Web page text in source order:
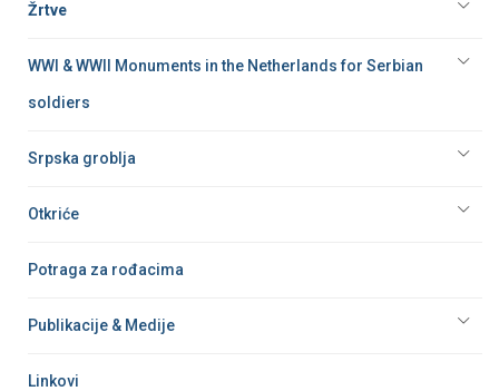
Žrtve
WWI & WWII Monuments in the Netherlands for Serbian
soldiers
Srpska groblja
Otkriće
Potraga za rođacima
Publikacije & Medije
Linkovi